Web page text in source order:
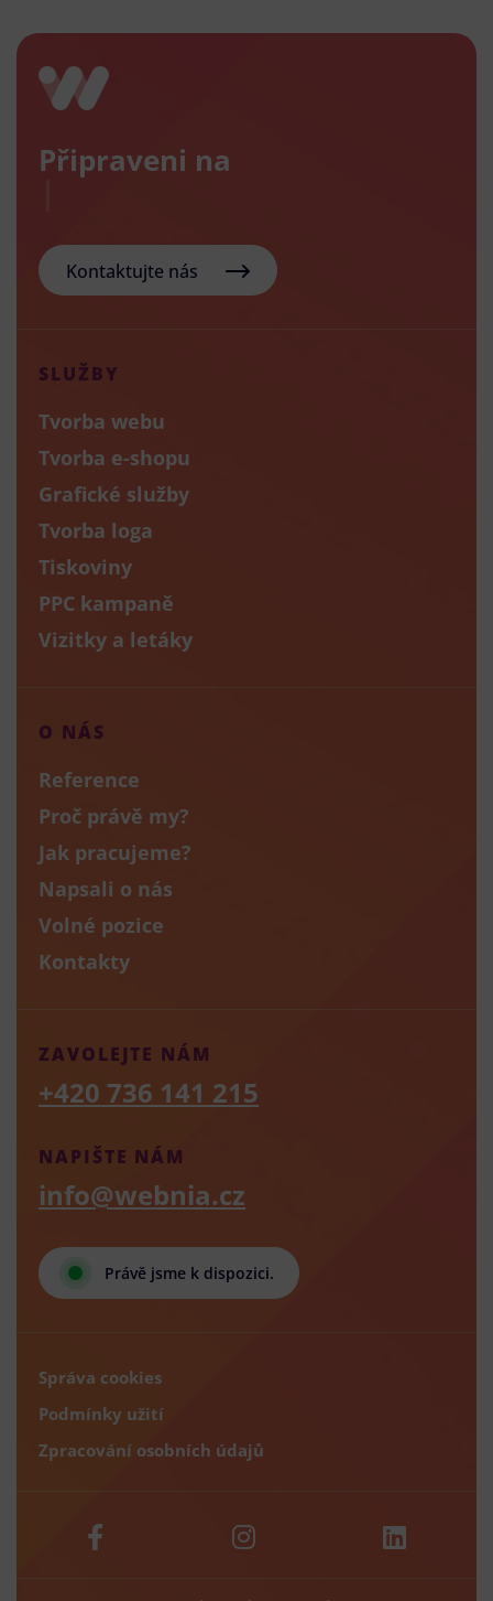
Připraveni na
Kontaktujte nás
SLUŽBY
Tvorba webu
Tvorba e-shopu
Grafické služby
Tvorba loga
Tiskoviny
PPC kampaně
Vizitky a letáky
O NÁS
Reference
Proč právě my?
Jak pracujeme?
Napsali o nás
Volné pozice
Kontakty
Právě jsme k dispozici.
NAPIŠTE NÁM
info@webnia.cz
ZAVOLEJTE NÁM
+420 736 141 215
Správa cookies
Podmínky užití
Zpracování osobních údajů